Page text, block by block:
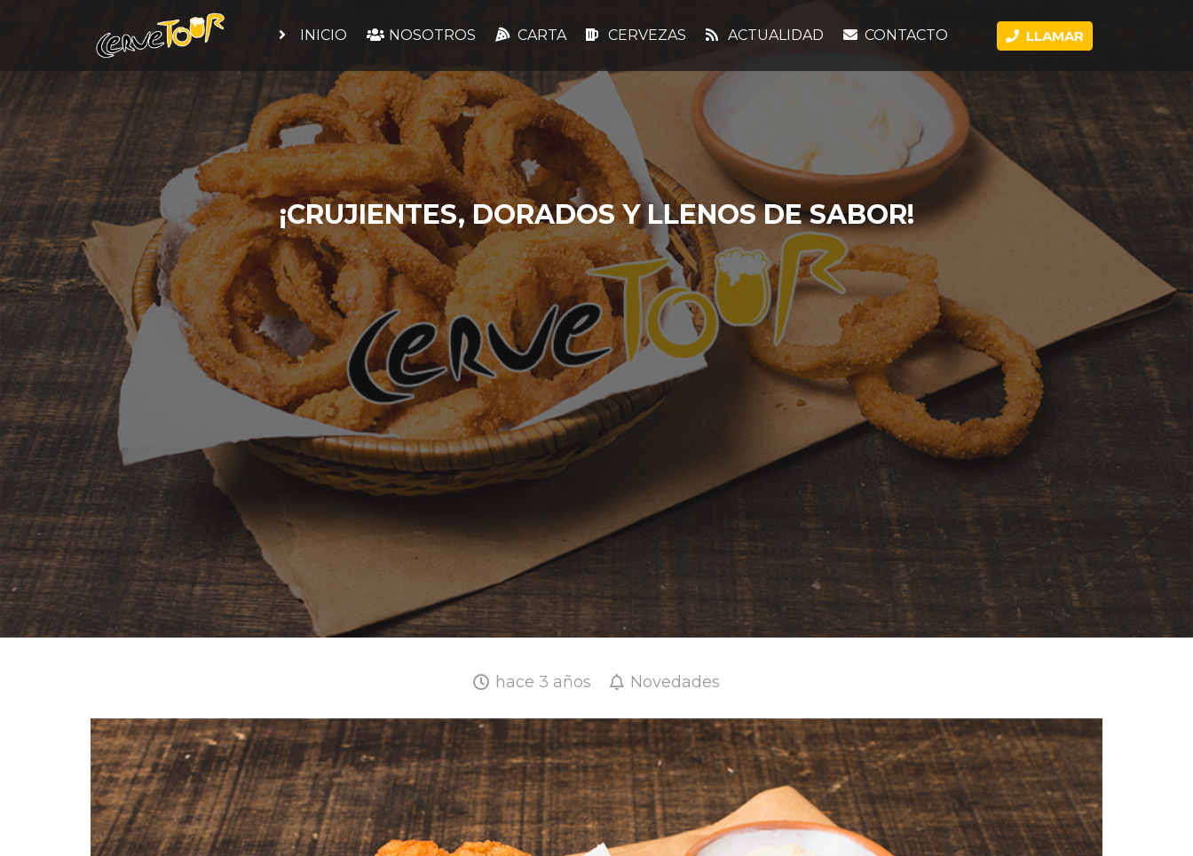
INICIO NOSOTROS CARTA CERVEZAS ACTUALIDAD CONTACTO LLAMAR
¡CRUJIENTES, DORADOS Y LLENOS DE SABOR!
hace 3 años Novedades